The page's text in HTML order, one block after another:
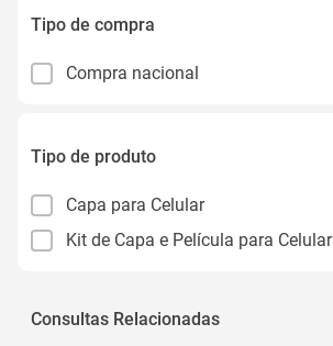
Tipo de compra
Compra nacional
Tipo de produto
Capa para Celular
Kit de Capa e Película para Celular
Consultas Relacionadas